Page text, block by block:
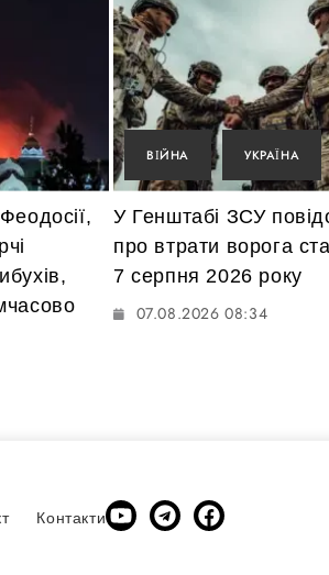
ВІЙНА УКРАЇНА
У Генштабі ЗСУ
про втрати ворога
7 серпня 2026 року
07.08.2026 08:34
Контакти